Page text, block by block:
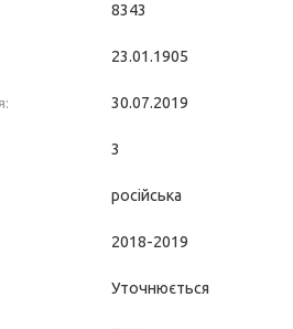
8343
23.01.1905
30.07.2019
3
російська
2018-2019
Уточнюється